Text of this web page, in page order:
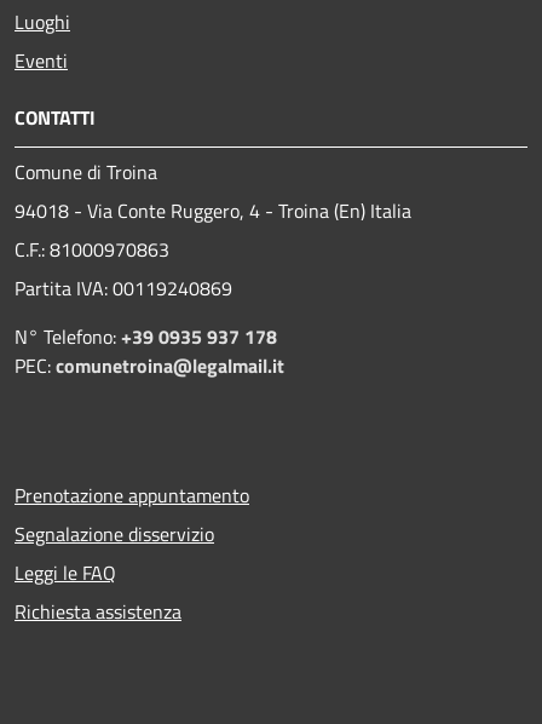
Luoghi
Eventi
CONTATTI
Comune di Troina
94018 - Via Conte Ruggero, 4 - Troina (En) Italia
C.F.: 81000970863
Partita IVA: 00119240869
N° Telefono:+39 0935 937 178
PEC:comunetroina@legalmail.it
Prenotazione appuntamento
Segnalazione disservizio
Leggi le FAQ
Richiesta assistenza